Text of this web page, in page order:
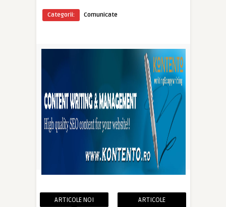
Categorii: Comunicate
ARTICOLE NOI
ARTICOLE